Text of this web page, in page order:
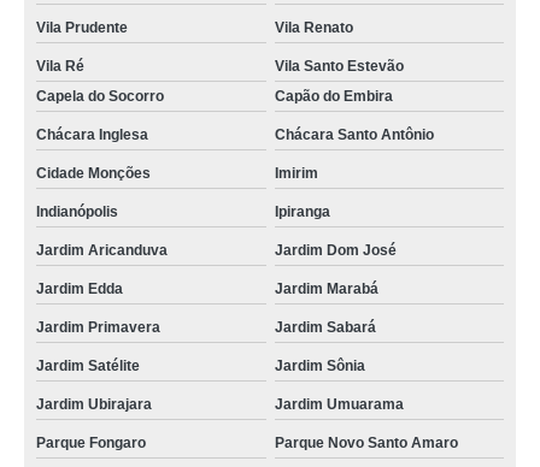
Vila Prudente Vila Renato
Vila Ré
Vila Santo Estevão
Capela do Socorro
Capão do Embira
Chácara Inglesa Chácara Santo Antônio
Cidade Monções Imirim
Indianópolis Ipiranga
Jardim Aricanduva Jardim Dom José
Jardim Edda Jardim Marabá
Jardim Primavera Jardim Sabará
Jardim Satélite Jardim Sônia
Jardim Ubirajara Jardim Umuarama
Parque Fongaro Parque Novo Santo Amaro